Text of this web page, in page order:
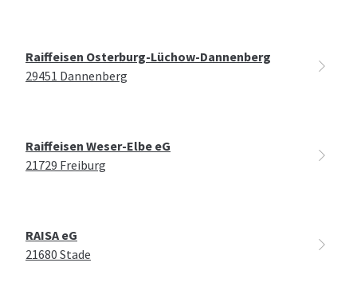
Raiffeisen Osterburg-Lüchow-Dannenberg
29451 Dannenberg
Raiffeisen Weser-Elbe eG
21729 Freiburg
RAISA eG
21680 Stade